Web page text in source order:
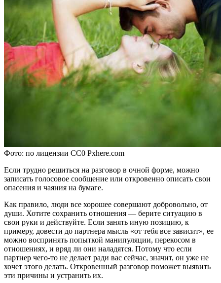
Фото: по лицензии CC0 Pxhere.com
Если трудно решиться на разговор в очной форме, можно
записать голосовое сообщение или откровенно описать свои
опасения и чаяния на бумаге.
Как правило, люди все хорошее совершают добровольно, от
души. Хотите сохранить отношения — берите ситуацию в
свои руки и действуйте. Если занять иную позицию, к
примеру, довести до партнера мысль «от тебя все зависит», ее
можно воспринять попыткой манипуляции, перекосом в
отношениях, и вряд ли они наладятся. Потому что если
партнер чего-то не делает ради вас сейчас, значит, он уже не
хочет этого делать. Откровенный разговор поможет выявить
эти причины и устранить их.